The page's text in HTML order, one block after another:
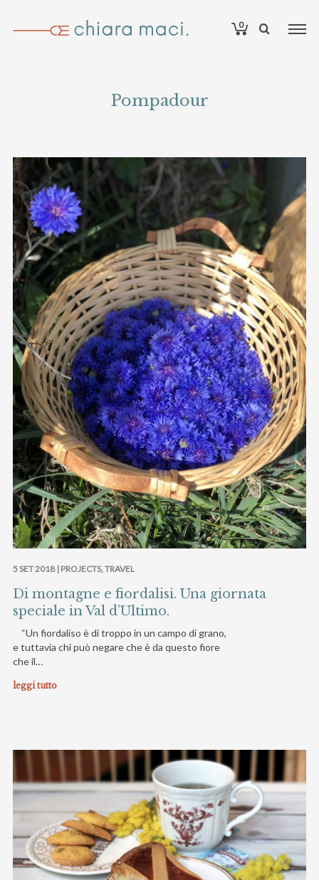
0
Pompadour
5 SET 2018 | PROJECTS, TRAVEL
Di montagne e fiordalisi. Una giornata
speciale in Val d’Ultimo.
“Un fiordaliso è di troppo in un campo di grano,
e tuttavia chi può negare che è da questo fiore
che il…
leggi tutto